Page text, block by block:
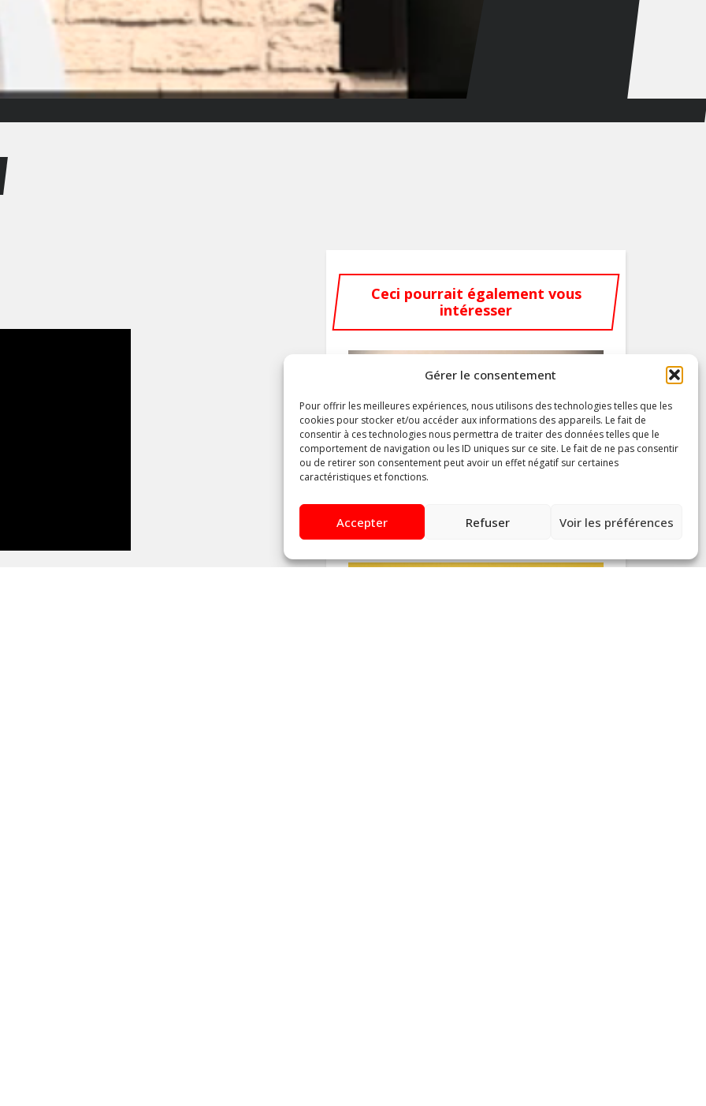
Gérer le consentement
Pour offrir les meilleures expériences, nous utilisons des technologies telles que les
cookies pour stocker et/ou accéder aux informations des appareils. Le fait de
consentir à ces technologies nous permettra de traiter des données telles que le
comportement de navigation ou les ID uniques sur ce site. Le fait de ne pas consentir
ou de retirer son consentement peut avoir un effet négatif sur certaines
caractéristiques et fonctions.
Accepter Refuser Voir les préférences
Ceci pourrait également vous
intéresser
Service juridique